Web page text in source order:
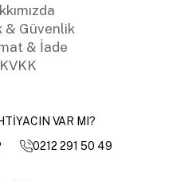
& Güvenlik
& İade
KVKK
VAR MI?
0212 291 50 49